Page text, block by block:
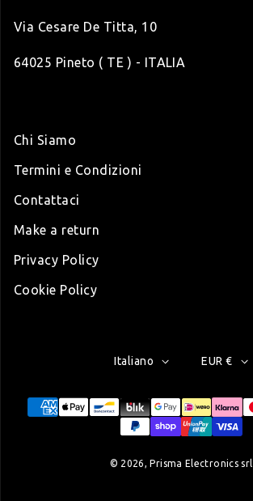
Via Cesare De Titta, 10
64025 Pineto ( TE ) - ITALIA
Chi Siamo
Termini e Condizioni
Contattaci
Make a return
Privacy Policy
Cookie Policy
Modalità di pagamento
Italiano EUR €
© 2026, Prisma Electronics srl